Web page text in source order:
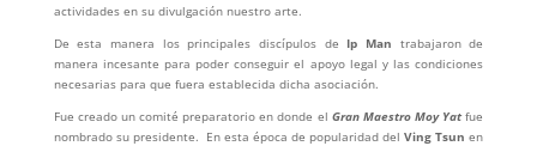
actividades en su divulgación nuestro arte.
De esta manera los principales discípulos de Ip Man trabajaron de
manera incesante para poder conseguir el apoyo legal y las condiciones
necesarias para que fuera establecida dicha asociación.
Fue creado un comité preparatorio en donde el Gran Maestro Moy Yat fue
nombrado su presidente. En esta época de popularidad delVing Tsun en